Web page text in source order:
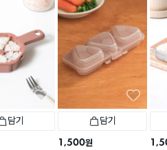
담기 담기
1,500원